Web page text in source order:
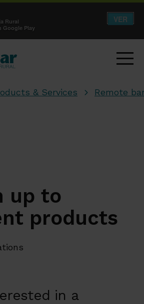
Rural
Google Play
VER
& Services Remote
up to
products
in a